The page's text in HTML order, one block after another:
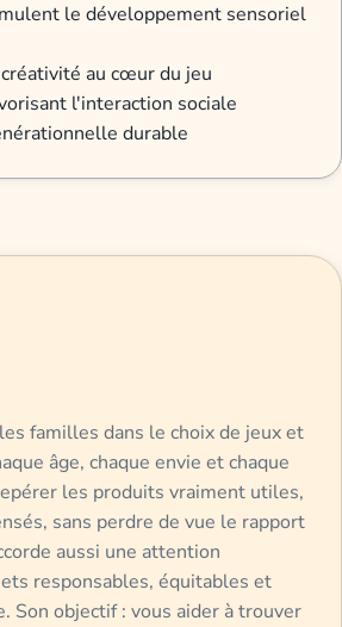
le développement sensoriel
au cœur du jeu
l'interaction sociale
durable
familles dans le choix de jeux et
âge, chaque envie et chaque
les produits vraiment utiles,
sans perdre de vue le rapport
aussi une attention
responsables, équitables et
Son objectif : vous aider à trouver